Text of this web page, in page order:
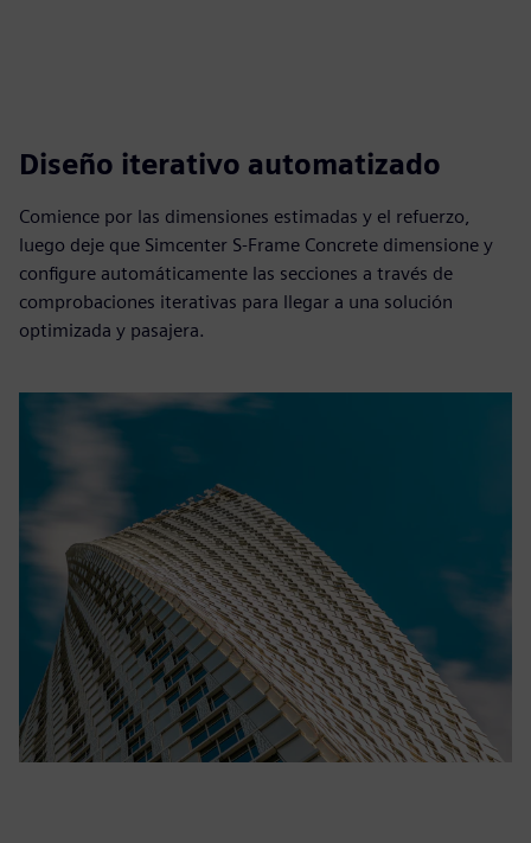
Diseño iterativo automatizado
Comience por las dimensiones estimadas y el refuerzo,
luego deje que Simcenter S‑Frame Concrete dimensione y
configure automáticamente las secciones a través de
comprobaciones iterativas para llegar a una solución
optimizada y pasajera.